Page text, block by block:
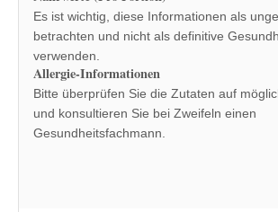
Es ist wichtig, diese Informationen als
betrachten und nicht als definitive
verwenden.
Allergie-Informationen
Bitte überprüfen Sie die Zutaten auf
und konsultieren Sie bei Zweifeln einen
Gesundheitsfachmann.